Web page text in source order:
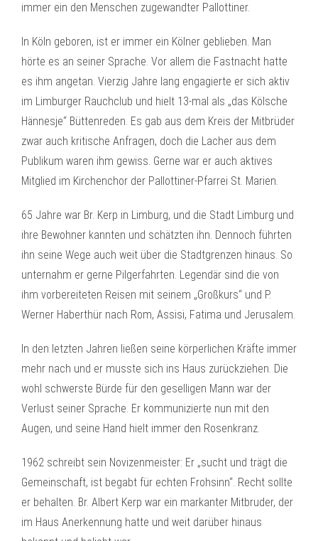
immer ein den Menschen zugewandter Pallottiner.
In Köln geboren, ist er immer ein Kölner geblieben. Man
hörte es an seiner Sprache. Vor allem die Fastnacht hatte
es ihm angetan. Vierzig Jahre lang engagierte er sich aktiv
im Limburger Rauchclub und hielt 13-mal als „das Kölsche
Hännesje“ Büttenreden. Es gab aus dem Kreis der Mitbrüder
zwar auch kritische Anfragen, doch die Lacher aus dem
Publikum waren ihm gewiss. Gerne war er auch aktives
Mitglied im Kirchenchor der Pallottiner-Pfarrei St. Marien.
65 Jahre war Br. Kerp in Limburg, und die Stadt Limburg und
ihre Bewohner kannten und schätzten ihn. Dennoch führten
ihn seine Wege auch weit über die Stadtgrenzen hinaus. So
unternahm er gerne Pilgerfahrten. Legendär sind die von
ihm vorbereiteten Reisen mit seinem „Großkurs“ und P.
Werner Haberthür nach Rom, Assisi, Fatima und Jerusalem.
In den letzten Jahren ließen seine körperlichen Kräfte immer
mehr nach und er musste sich ins Haus zurückziehen. Die
wohl schwerste Bürde für den geselligen Mann war der
Verlust seiner Sprache. Er kommunizierte nun mit den
Augen, und seine Hand hielt immer den Rosenkranz.
1962 schreibt sein Novizenmeister: Er „sucht und trägt die
Gemeinschaft, ist begabt für echten Frohsinn“. Recht sollte
er behalten. Br. Albert Kerp war ein markanter Mitbruder, der
im Haus Anerkennung hatte und weit darüber hinaus